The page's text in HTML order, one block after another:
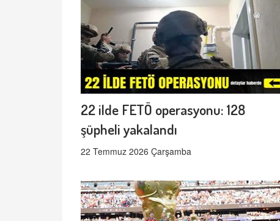
22 ilde FETÖ operasyonu: 128
şüpheli yakalandı
22 Temmuz 2026 Çarşamba